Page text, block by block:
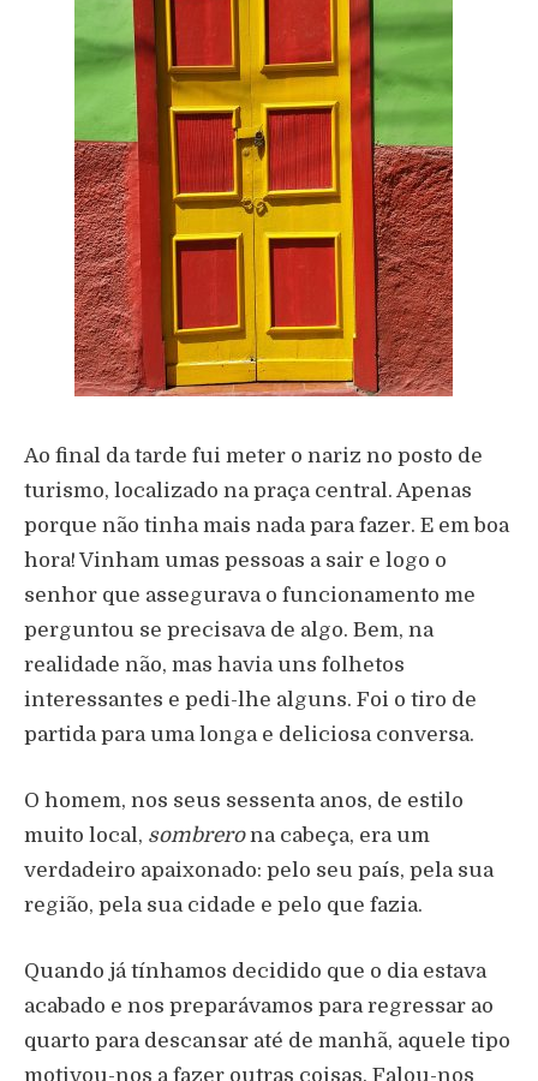
Ao final da tarde fui meter o nariz no posto de
turismo, localizado na praça central. Apenas
porque não tinha mais nada para fazer. E em boa
hora! Vinham umas pessoas a sair e logo o
senhor que assegurava o funcionamento me
perguntou se precisava de algo. Bem, na
realidade não, mas havia uns folhetos
interessantes e pedi-lhe alguns. Foi o tiro de
partida para uma longa e deliciosa conversa.
O homem, nos seus sessenta anos, de estilo
muito local, sombrerona cabeça, era um
verdadeiro apaixonado: pelo seu país, pela sua
região, pela sua cidade e pelo que fazia.
Quando já tínhamos decidido que o dia estava
acabado e nos preparávamos para regressar ao
quarto para descansar até de manhã, aquele tipo
motivou-nos a fazer outras coisas. Falou-nos